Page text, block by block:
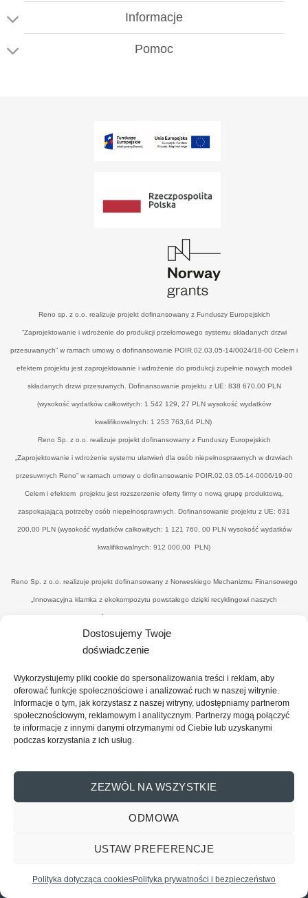
Dostosujemy Twoje
doświadczenie
Wykorzystujemy pliki cookie do spersonalizowania treści i reklam, aby
oferować funkcje społecznościowe i analizować ruch w naszej witrynie.
Informacje o tym, jak korzystasz z naszej witryny, udostępniamy partnerom
społecznościowym, reklamowym i analitycznym. Partnerzy mogą połączyć
te informacje z innymi danymi otrzymanymi od Ciebie lub uzyskanymi
podczas korzystania z ich usług.
ZEZWÓL NA WSZYSTKIE
ODMOWA
USTAW PREFERENCJE
Polityka dotycząca cookiesPolityka prywatności i bezpieczeństwo
Informacje
Pomoc
Reno sp. z o.o. realizuje projekt dofinansowany z Funduszy Europejskich
“Zaprojektowanie i wdrożenie do produkcji przełomowego systemu składanych drzwi
przesuwanych” w ramach umowy o dofinansowanie POIR.02.03.05-14/0024/18-00 Celem i
efektem projektu jest zaprojektowanie i wdrożenie do produkcji zupełnie nowych modeli
składanych drzwi przesuwnych. Dofinansowanie projektu z UE: 838 670,00 PLN
(wysokość wydatków całkowitych: 1 542 129, 27 PLN wysokość wydatków
kwalifikowalnych: 1 253 763,64 PLN)
Reno Sp. z o.o. realizuje projekt dofinansowany z Funduszy Europejskich
„Zaprojektowanie i wdrożenie systemu ułatwień dla osób niepełnosprawnych w drzwiach
przesuwnych Reno” w ramach umowy o dofinansowanie POIR.02.03.05-14-0006/19-00
Celem i efektem projektu jest rozszerzenie oferty firmy o nową grupę produktową,
zaspokajającą potrzeby osób niepełnosprawnych. Dofinansowanie projektu z UE: 631
200,00 PLN (wysokość wydatków całkowitych: 1 121 760, 00 PLN wysokość wydatków
kwalifikowalnych: 912 000,00 PLN)
Reno Sp. z o.o. realizuje projekt dofinansowany z Norweskiego Mechanizmu Finansowego
„Innowacyjna klamka z ekokompozytu powstałego dzięki recyklingowi naszych
NORW.19.01.04-14-0041/20-00. Celem i efektemjest uzyskanie nowego, konkurencyjnego
produktu - eko-klamki, zredukowanie ilości drewnopochodnych odpadów przez wtórne ich
oraz spoiwa o minimalnym wpływie na środowisko, co zbliży firmę do osiągnięcia statusu
"zero-waste organisation”. Dofinansowanie projektu z UE: 374 101,00 PLN (wysokość
wydatków całkowitych: 818 866, 10 PLN wysokość wydatków kwalifikowalnych: 689
REGULAMIN
POLITYKA PRYWATNOŚCI